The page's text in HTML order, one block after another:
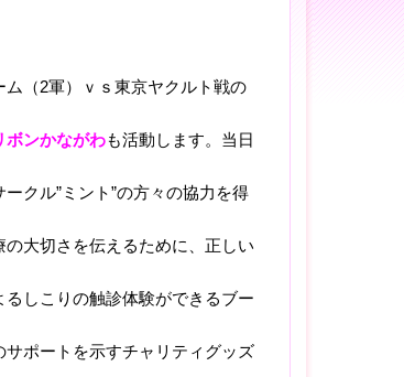
（2軍）ｖｓ東京ヤクルト戦の
ボンかながわも活動します。当日
ル”ミント”の方々の協力を得
さを伝えるために、正しい
こりの触診体験ができるブー
ートを示すチャリティグッズ